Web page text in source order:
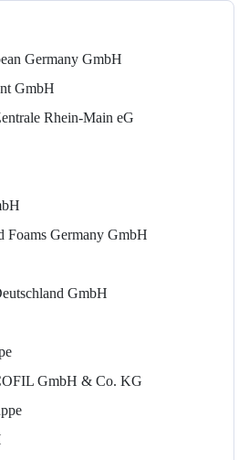
Germany GmbH
GmbH
Rhein-Main eG
Foams Germany GmbH
GmbH
GmbH & Co. KG